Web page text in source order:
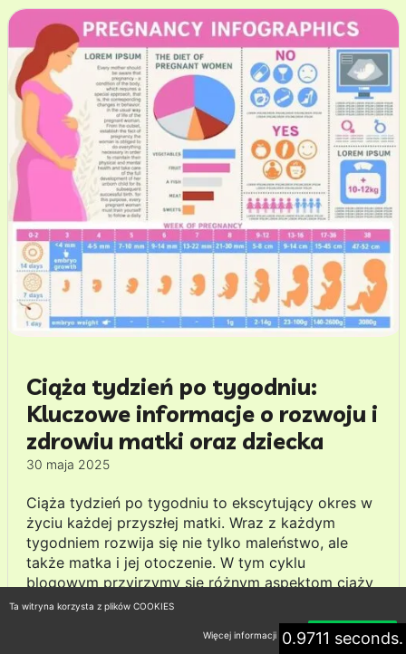
Ciąża tydzień po tygodniu:
Kluczowe informacje o rozwoju i
zdrowiu matki oraz dziecka
30 maja 2025
Ciąża tydzień po tygodniu to ekscytujący okres w
życiu każdej przyszłej matki. Wraz z każdym
tygodniem rozwija się nie tylko maleństwo, ale
także matka i jej otoczenie. W tym cyklu
blogowym przyjrzymy się różnym aspektom ciąży
na każdym etapie, od pierwszych tygodni, kiedy
zarodek zagnieżdża się w macicy, po moment
narodzin. Omówimy zmiany fizyczne i0.9711 seconds.
Ta witryna korzysta z plików COOKIES
Więcej informacji Akceptuję